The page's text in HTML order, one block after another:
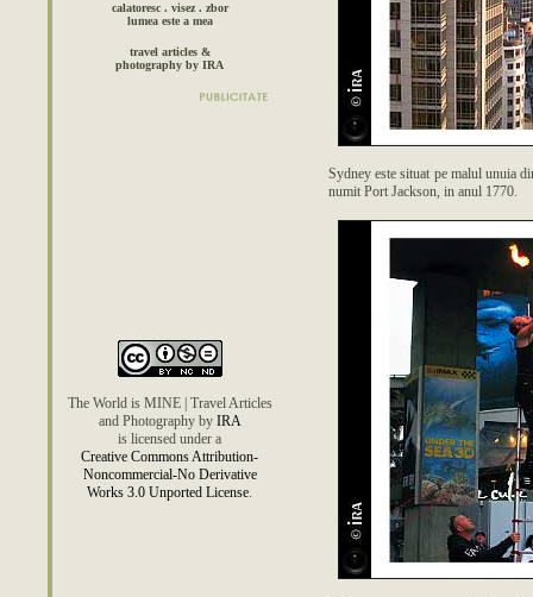
calatoresc . visez . zbor
lumea este a mea
travel articles &
photography by IRA
The World is MINE | Travel Articles
and Photographyby IRA
is licensed under a
Creative Commons Attribution-
Noncommercial-No Derivative
Works 3.0 Unported License.
Sydney este situat pe malul unuia
numit Port Jackson, in anul 1770.